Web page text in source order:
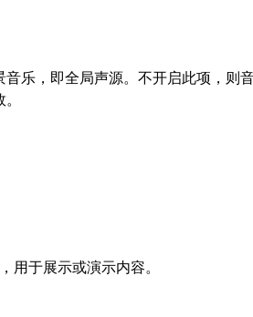
音乐，即全局声源。不开启此项，则
用于展示或演示内容。